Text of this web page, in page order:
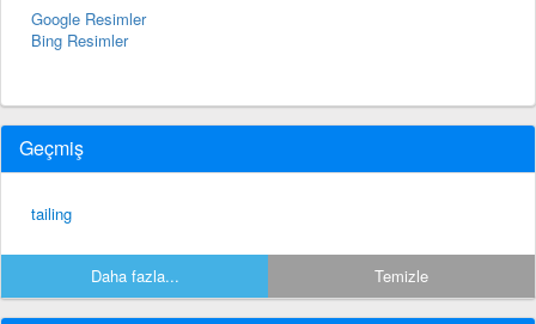
Google Resimler
Bing Resimler
Geçmiş
tailing
Daha fazla... Temizle